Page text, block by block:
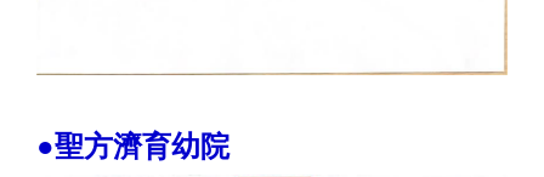
●聖方濟育幼院